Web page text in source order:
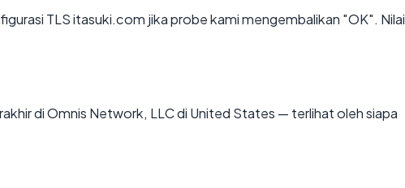
TLS itasuki.com jika probe kami mengembalikan "OK". Nilai
di Omnis Network, LLC di United States — terlihat oleh siapa